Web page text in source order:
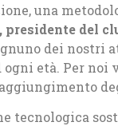
una
presidente del
dei
età. Per noi
tecnologica